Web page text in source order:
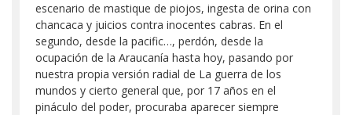
escenario de mastique de piojos, ingesta de orina con
chancaca y juicios contra inocentes cabras. En el
segundo, desde la pacific…, perdón, desde la
ocupación de la Araucanía hasta hoy, pasando por
nuestra propia versión radial de La guerra de los
mundos y cierto general que, por 17 años en el
pináculo del poder, procuraba aparecer siempre